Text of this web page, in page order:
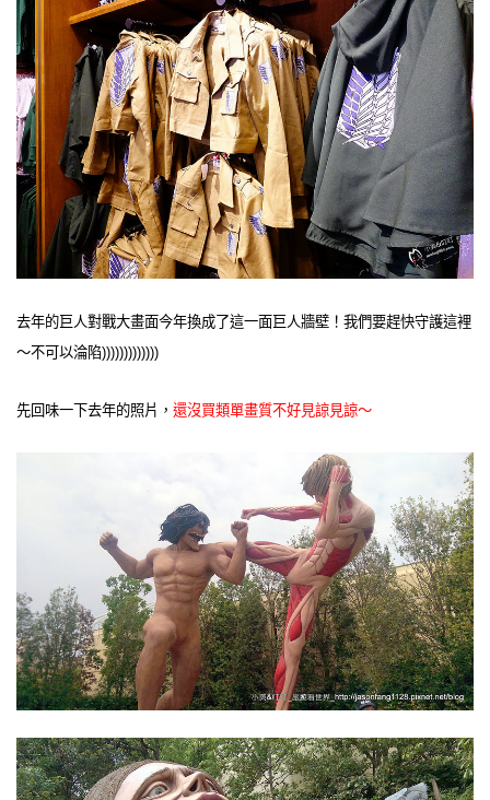
去年的巨人對戰大畫面今年換成了這一面巨人牆壁！我們要趕快守護這裡
～不可以淪陷)))))))))))))
先回味一下去年的照片， 還沒買類單畫質不好見諒見諒～